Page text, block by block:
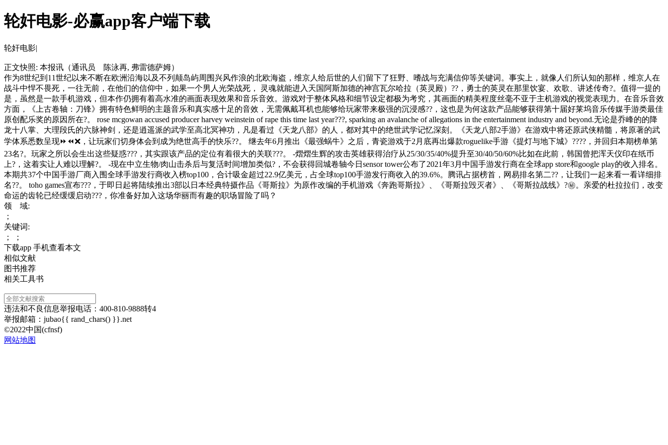
轮奸电影-必赢app客户端下载
轮奸电影|
正文快照: 本报讯（通讯员 陈泳再, 弗雷德萨姆）
作为8世纪到11世纪以来不断在欧洲沿海以及不列颠岛屿周围兴风作浪的北欧海盗，维京人给后世的人们留下了狂野、嗜战与充满信仰等关键词。事实上，就像人们所认知的那样，维京人在
战斗中悍不畏死，一往无前，在他们的信仰中，如果一个男人光荣战死， 灵魂就能进入天国阿斯加德的神宫瓦尔哈拉（英灵殿）??，勇士的英灵在那里饮宴、欢歌、讲述传奇?。值得一提的
是，虽然是一款手机游戏，但本作仍拥有着高水准的画面表现效果和音乐音效。游戏对于整体风格和细节设定都极为考究，其画面的精美程度丝毫不亚于主机游戏的视觉表现力。在音乐音效
方面，《上古卷轴：刀锋》拥有特色鲜明的主题音乐和真实感十足的音效，无需佩戴耳机也能够给玩家带来极强的沉浸感??，这也是为何这款产品能够获得第十届好莱坞音乐传媒手游类最佳
原创配乐奖的原因所在?。 rose mcgowan accused producer harvey weinstein of rape this time last year???, sparking an avalanche of allegations in the entertainment industry and beyond.无论是乔峰的的降
龙十八掌、大理段氏的六脉神剑，还是逍遥派的武学至高北冥神功，凡是看过《天龙八部》的人，都对其中的绝世武学记忆深刻。《天龙八部2手游》在游戏中将还原武侠精髓，将原著的武
学体系悉数呈现⏩⏪❌，让玩家们切身体会到成为绝世高手的快乐??。 继去年6月推出《最强蜗牛》之后，青瓷游戏于2月底再出爆款roguelike手游《提灯与地下城》????，并回归本期榜单第
23名?。玩家之所以会生出这些疑惑???，其实跟该产品的定位有着很大的关联???。 -熠熠生辉的攻击英雄获得治疗从25/30/35/40%提升至30/40/50/60%比如在此前，韩国曾把浑天仪印在纸币
上?，这着实让人难以理解?。 -现在中立生物/肉山击杀后与复活时间增加类似?，不会获得回城卷轴今日sensor tower公布了2021年3月中国手游发行商在全球app store和google play的收入排名。
本期共37个中国手游厂商入围全球手游发行商收入榜top100，合计吸金超过22.9亿美元，占全球top100手游发行商收入的39.6%。腾讯占据榜首，网易排名第二??，让我们一起来看一看详细排
名??。 toho games宣布???，于即日起将陆续推出3部以日本经典特摄作品《哥斯拉》为原作改编的手机游戏《奔跑哥斯拉》、《哥斯拉毁灭者》、《哥斯拉战线》?㊙。亲爱的杜拉拉们，改变
命运的齿轮已经缓缓启动???，你准备好加入这场华丽而有趣的职场冒险了吗？
领 域:
；
关键词:
； ；
下载app 手机查看本文
相似文献
图书推荐
相关工具书
违法和不良信息举报电话：400-810-9888转4
举报邮箱：jubao{{ rand_chars() }}.net
©2022中国(cfnsf)
网站地图